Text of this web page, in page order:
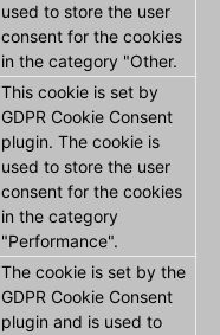
used to store the user
consent for the cookies
in the category "Other.
This cookie is set by
GDPR Cookie Consent
plugin. The cookie is
used to store the user
consent for the cookies
in the category
"Performance".
The cookie is set by the
GDPR Cookie Consent
plugin and is used to